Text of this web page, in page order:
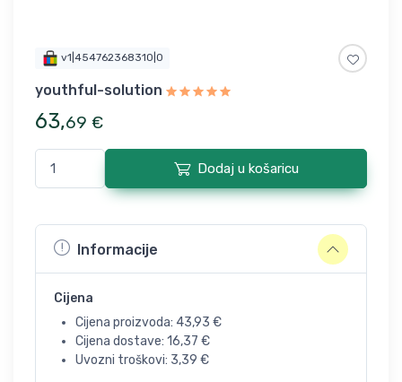
v1|454762368310|0
youthful-solution
63,69 €
Dodaj u košaricu
Informacije
Cijena
Cijena proizvoda: 43,93 €
Cijena dostave: 16,37 €
Uvozni troškovi: 3,39 €